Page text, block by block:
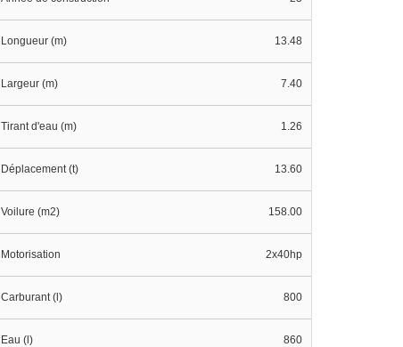
Longueur (m) 13.48
Largeur (m) 7.40
Tirant d'eau (m) 1.26
Déplacement (t) 13.60
Voilure (m2) 158.00
Motorisation 2x40hp
Carburant (l) 800
Eau (l) 860